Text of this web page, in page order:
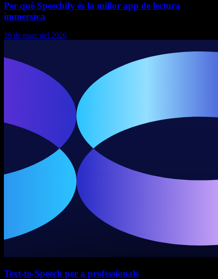
Per què Speechify és la millor app de lectura
immersiva
19 de març del 2026
Text-to-Speech per a professionals